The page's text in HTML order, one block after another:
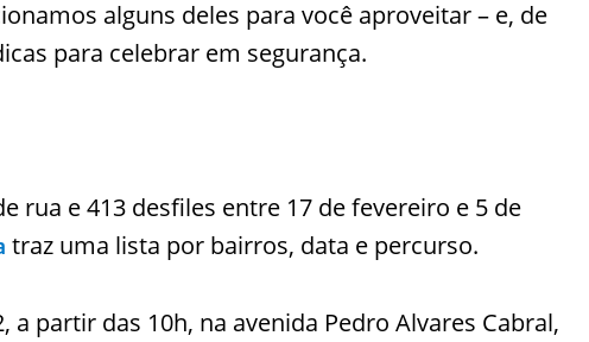
alguns deles para você aproveitar – e, de
para celebrar em segurança.
rua e 413 desfiles entre 17 de fevereiro e 5 de
traz uma lista por bairros, data e percurso.
a partir das 10h, na avenida Pedro Alvares Cabral,